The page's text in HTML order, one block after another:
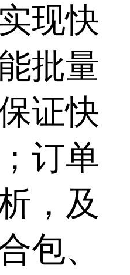
现快
批量
证快
订单
，及
包、